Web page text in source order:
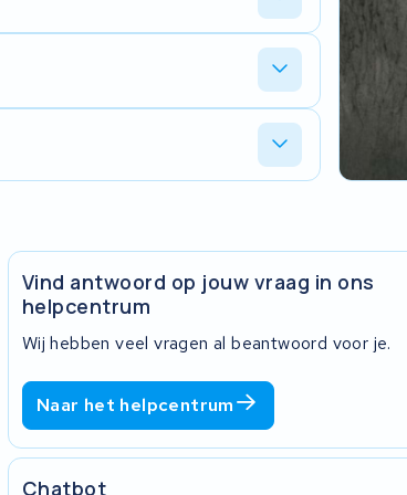
te kijken of deze ook geschikt is
het opladen van uw accu, de
van de levensduur van de
Vind antwoord op jouw vraag in ons
helpcentrum
Wij hebben veel vragen al beantwoord voor je.
Naar het helpcentrum
Chatbot